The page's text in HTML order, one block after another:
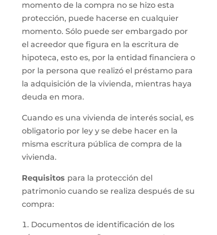
momento de la compra no se hizo esta
protección, puede hacerse en cualquier
momento. Sólo puede ser embargado por
el acreedor que figura en la escritura de
hipoteca, esto es, por la entidad financiera o
por la persona que realizó el préstamo para
la adquisición de la vivienda, mientras haya
deuda en mora.
Cuando es una vivienda de interés social, es
obligatorio por ley y se debe hacer en la
misma escritura pública de compra de la
vivienda.
Requisitos para la protección del
patrimonio cuando se realiza después de su
compra:
Documentos de identificación de los